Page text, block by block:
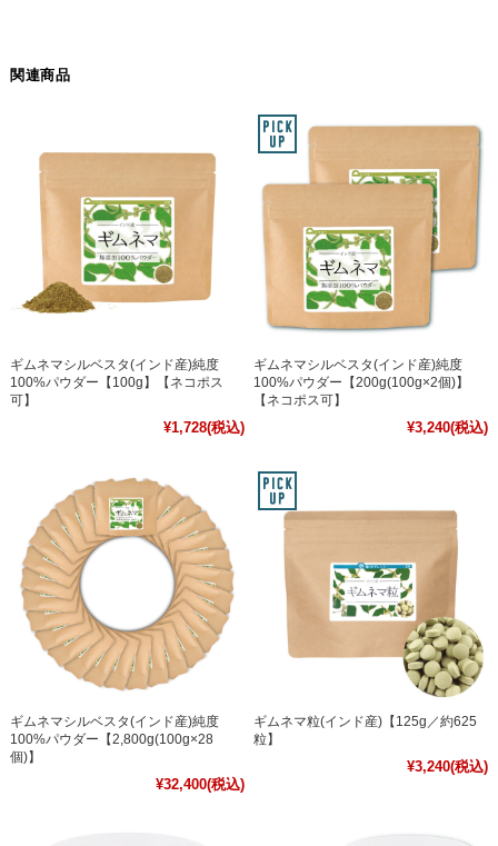
関連商品
ギムネマシルベスタ(インド産)純度
100%パウダー【100g】【ネコポス
可】
¥1,728(税込)
ギムネマシルベスタ(インド産)純度
100%パウダー【200g(100g×2個)】
【ネコポス可】
¥3,240(税込)
ギムネマシルベスタ(インド産)純度
100%パウダー【2,800g(100g×28
個)】
¥32,400(税込)
ギムネマ粒(インド産)【125g／約625
粒】
¥3,240(税込)